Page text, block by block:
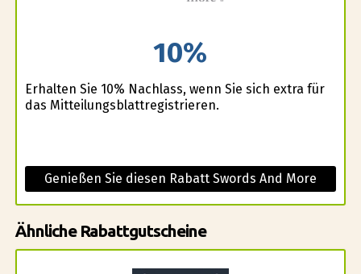
10%
Erhalten Sie 10% Nachlass, wenn Sie sich extra für
das Mitteilungsblattregistrieren.
Genießen Sie diesen Rabatt Swords And More
Ähnliche Rabattgutscheine